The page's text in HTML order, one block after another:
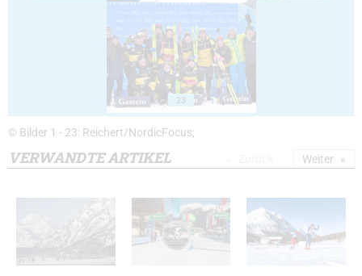
23
© Bilder 1 - 23: Reichert/NordicFocus;
VERWANDTE ARTIKEL Weiter